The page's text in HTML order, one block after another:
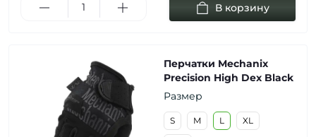
В корзину
Перчатки Mechanix
Precision High Dex Black
Размер
S M L XL